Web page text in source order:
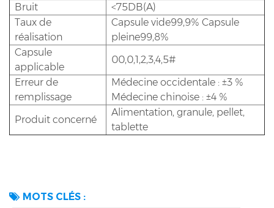
Bruit
<75DB(A)
Taux de
réalisation
Capsule vide99,9% Capsule
pleine99,8%
Capsule
applicable
00,0,1,2,3,4,5#
Erreur de
remplissage
Médecine occidentale : ±3 %
Médecine chinoise : ±4 %
Produit concerné
Alimentation, granule, pellet,
tablette
MOTS CLÉS :